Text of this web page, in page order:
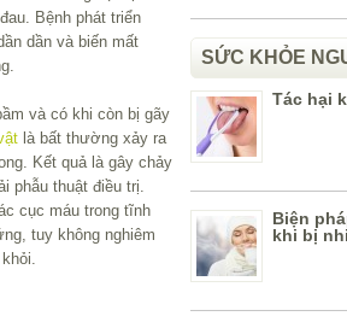
Bệnh phát triển
dần và biến mất
và có khi còn bị gãy
là bất thường xảy ra
Kết quả là gây chảy
phẫu thuật điều trị.
cục máu trong tĩnh
tuy không nghiêm
SỨC KHỎE
Tác hại
Biện
khi bị